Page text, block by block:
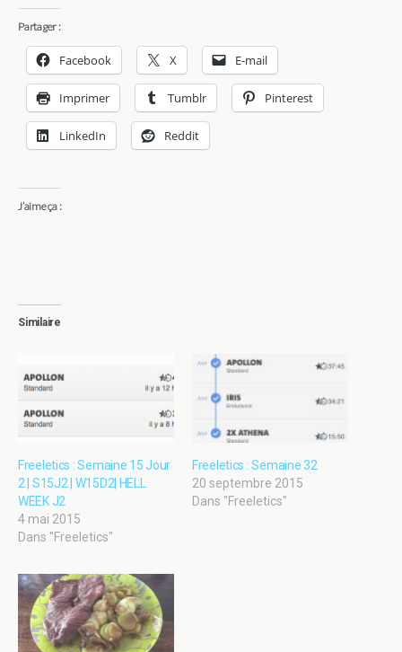
Partager :
Facebook X E-mail
Imprimer Tumblr Pinterest
LinkedIn Reddit
J’aime ça :
Similaire
Freeletics : Semaine 15 Jour
2 | S15J2 | W15D2| HELL
WEEK J2
4 mai 2015
Dans "Freeletics"
Freeletics : Semaine 32
20 septembre 2015
Dans "Freeletics"